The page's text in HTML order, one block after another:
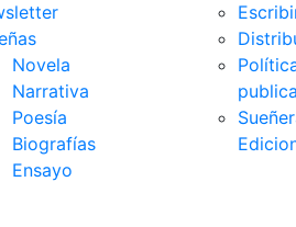
Novela
Narrativa
Poesía
Biografías
Ensayo